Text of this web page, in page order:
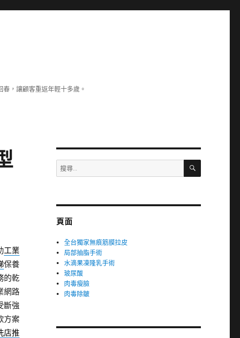
，讓顧客重返年輕十多歲。
工業
保養
的乾
網路
斷強
方案
店推
搜
尋
字:
搜
頁面
全台獨家無痕筋膜拉皮
局部抽脂手術
水滴果凍隆乳手術
玻尿酸
肉毒瘦臉
肉毒除皺